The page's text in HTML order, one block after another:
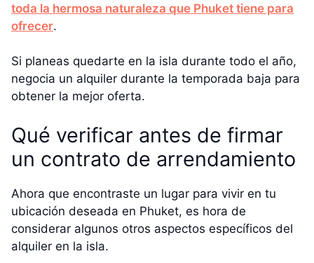
toda la hermosa naturaleza que Phuket tiene para
ofrecer.
Si planeas quedarte en la isla durante todo el año,
negocia un alquiler durante la temporada baja para
obtener la mejor oferta.
Qué verificar antes de firmar
un contrato de arrendamiento
Ahora que encontraste un lugar para vivir en tu
ubicación deseada en Phuket, es hora de
considerar algunos otros aspectos específicos del
alquiler en la isla.